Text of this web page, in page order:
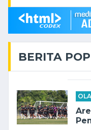
BERITA